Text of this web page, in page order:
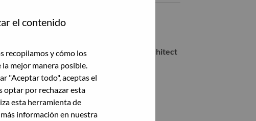
el contenido
recopilamos y cómo los
mejor manera posible.
"Aceptar todo", aceptas el
optar por rechazar esta
esta herramienta de
información en nuestra
Lenovo Staff Engineer, Power Dev
R&D Digital & AI Transformation Architect
Yokohama-shi, Kanagawa, Japón,
Advisory Engineer, SW
Yokohama-shi, Kanagawa, Japón,